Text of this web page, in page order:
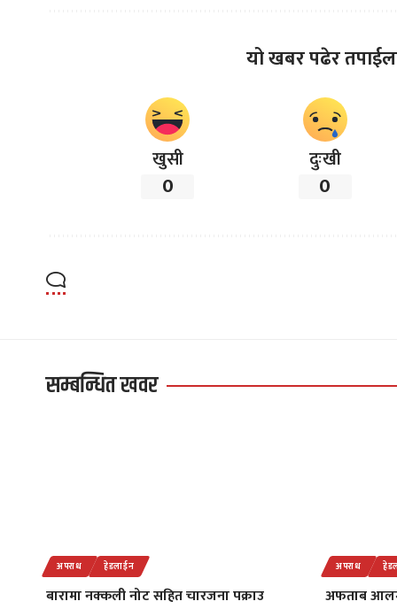
यो खबर पढेर
खुसी
0
दुःखी
0
सम्बन्धित खवर
अपराध हेडलाईन
बारामा नक्कली नोट सहित चारजना पक्राउ
अपराध
अफताब